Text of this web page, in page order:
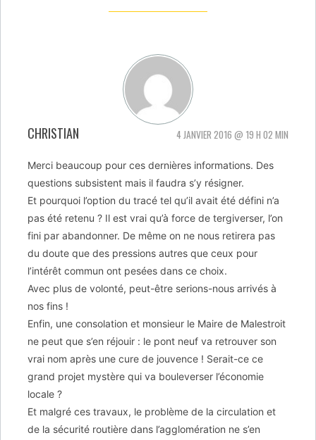
4 JANVIER 2016 @ 19 H 02 MIN
CHRISTIAN
Merci beaucoup pour ces dernières informations. Des
questions subsistent mais il faudra s’y résigner.
Et pourquoi l’option du tracé tel qu’il avait été défini n’a
pas été retenu ? Il est vrai qu’à force de tergiverser, l’on
fini par abandonner. De même on ne nous retirera pas
du doute que des pressions autres que ceux pour
l’intérêt commun ont pesées dans ce choix.
Avec plus de volonté, peut-être serions-nous arrivés à
nos fins !
Enfin, une consolation et monsieur le Maire de Malestroit
ne peut que s’en réjouir : le pont neuf va retrouver son
vrai nom après une cure de jouvence ! Serait-ce ce
grand projet mystère qui va bouleverser l’économie
locale ?
Et malgré ces travaux, le problème de la circulation et
de la sécurité routière dans l’agglomération ne s’en